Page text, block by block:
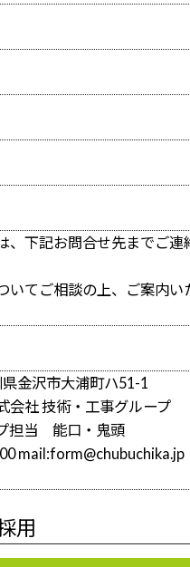
、下記お問合せ先までご連
いてご相談の上、ご案内い
金沢市大浦町ハ51-1
会社 技術・工事グループ
担当 能口・鬼頭
mail:form@chubuchika.jp
用